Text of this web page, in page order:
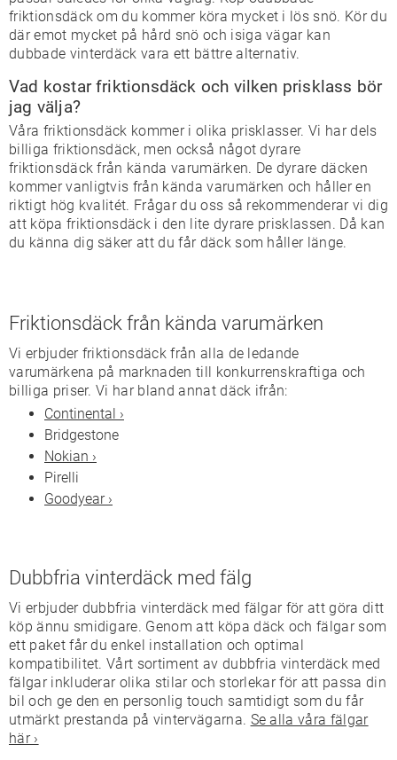
friktionsdäck om du kommer köra mycket i lös snö. Kör du
där emot mycket på hård snö och isiga vägar kan
dubbade vinterdäck vara ett bättre alternativ.
Vad kostar friktionsdäck och vilken prisklass bör
jag välja?
Våra friktionsdäck kommer i olika prisklasser. Vi har dels
billiga friktionsdäck, men också något dyrare
friktionsdäck från kända varumärken. De dyrare däcken
kommer vanligtvis från kända varumärken och håller en
riktigt hög kvalitét. Frågar du oss så rekommenderar vi dig
att köpa friktionsdäck i den lite dyrare prisklassen. Då kan
du känna dig säker att du får däck som håller länge.
Friktionsdäck från kända varumärken
Vi erbjuder friktionsdäck från alla de ledande
varumärkena på marknaden till konkurrenskraftiga och
billiga priser. Vi har bland annat däck ifrån:
Continental ›
Bridgestone
Nokian ›
Pirelli
Goodyear ›
Dubbfria vinterdäck med fälg
Vi erbjuder dubbfria vinterdäck med fälgar för att göra ditt
köp ännu smidigare. Genom att köpa däck och fälgar som
ett paket får du enkel installation och optimal
kompatibilitet. Vårt sortiment av dubbfria vinterdäck med
fälgar inkluderar olika stilar och storlekar för att passa din
bil och ge den en personlig touch samtidigt som du får
utmärkt prestanda på vintervägarna. Se alla våra fälgar
här ›